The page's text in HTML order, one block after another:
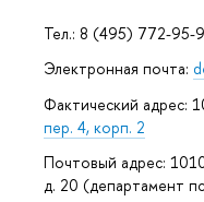
Тел.: 8 (495) 772-95-
Электронная почта:
Фактический адрес:
пер. 4, корп. 2
Почтовый адрес:
д. 20 (департамент